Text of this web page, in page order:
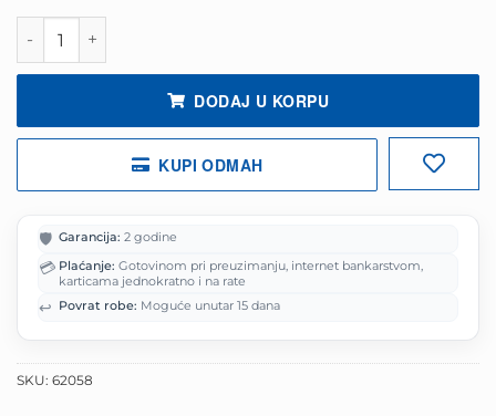
Miš gaming RAMPAGE DROP M3 V2 24000 DPI 3311
DODAJ U KORPU
KUPI ODMAH
🛡️ Garancija: 2 godine
💳 Plaćanje: Gotovinom pri preuzimanju, internet bankarstvom,
karticama jednokratno i na rate
↩️ Povrat robe: Moguće unutar 15 dana
SKU: 62058